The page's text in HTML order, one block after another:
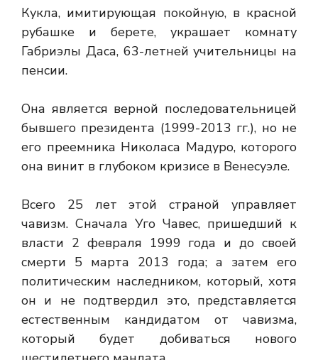
Кукла, имитирующая покойную, в красной
рубашке и берете, украшает комнату
Габриэлы Даса, 63-летней учительницы на
пенсии.
Она является верной последовательницей
бывшего президента (1999-2013 гг.), но не
его преемника Николаса Мадуро, которого
она винит в глубоком кризисе в Венесуэле.
Всего 25 лет этой страной управляет
чавизм. Сначала Уго Чавес, пришедший к
власти 2 февраля 1999 года и до своей
смерти 5 марта 2013 года; а затем его
политическим наследником, который, хотя
он и не подтвердил это, представляется
естественным кандидатом от чавизма,
который будет добиваться нового